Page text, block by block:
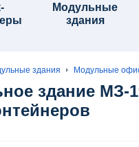
Модульные
здания
здания Модульные
здание МЗ-